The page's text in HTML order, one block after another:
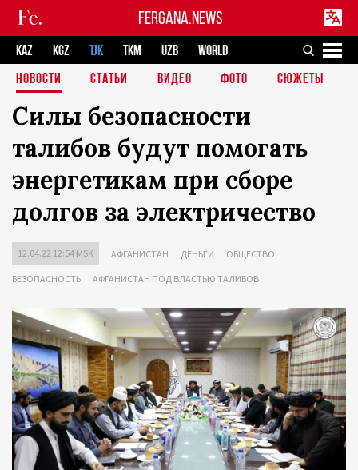
FERGANA.NEWS
KAZ KGZ TJK TKM UZB
WORLD
НОВОСТИ
СТАТЬИ ВИДЕО ФОТО СЮЖЕТЫ
Силы безопасности
талибов будут помогать
энергетикам при сборе
долгов за электричество
12.04.22 12:54 MSK АФГАНИСТАН ДЕНЬГИ ОБЩЕСТВО
БЕЗОПАСНОСТЬ АФГАНИСТАН ПОД ВЛАСТЬЮ ТАЛИБОВ